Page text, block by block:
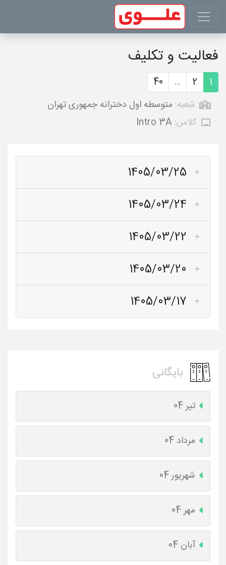
فعالیت و تکلیف
1
2
...
40
شعبه: متوسطه اول دخترانه جمهوری تهران
کلاس: Intro 3A
1405/03/25
1405/03/24
1405/03/22
1405/03/20
1405/03/17
بایگانی
تیر 04
مرداد 04
شهریور 04
مهر 04
آبان 04